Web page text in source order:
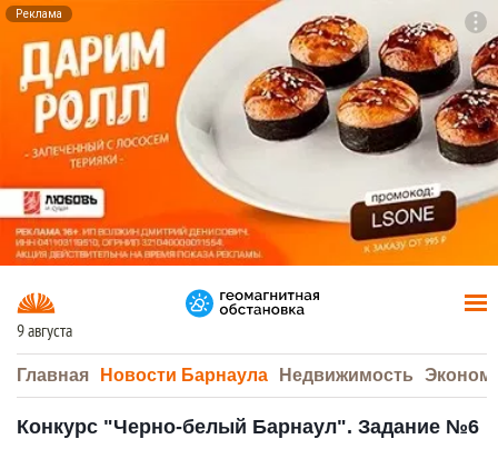
Реклама
9 августа
Главная Новости Барнаула Недвижимость
Конкурс "Черно-белый Барнаул". Задание №6